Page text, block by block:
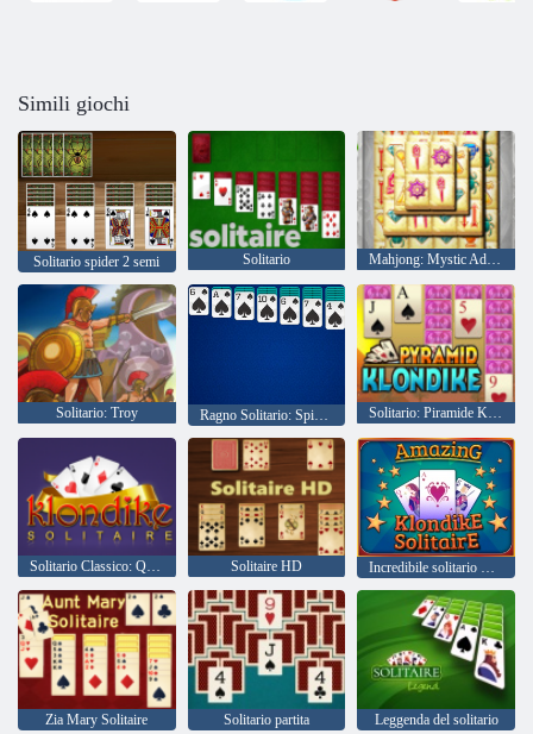
Simili giochi
Solitario spider 2 semi Solitario Mahjong: Mystic Adventures
Solitario: Troy Ragno Solitario: Spiderette Solitaire Solitario: Piramide Klondike
Solitario Classico: Quest Klondike Solitaire HD Incredibile solitario Klondike
Zia Mary Solitaire Solitario partita Leggenda del solitario